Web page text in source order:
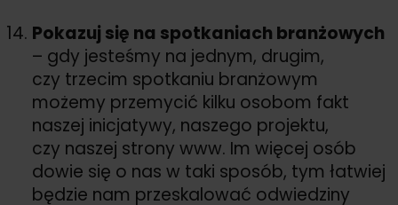
Pokazuj się na spotkaniach branżowych
– gdy jesteśmy na jednym, drugim,
czy trzecim spotkaniu branżowym
możemy przemycić kilku osobom fakt
naszej inicjatywy, naszego projektu,
czy naszej strony www. Im więcej osób
dowie się o nas w taki sposób, tym łatwiej
będzie nam przeskalować odwiedziny